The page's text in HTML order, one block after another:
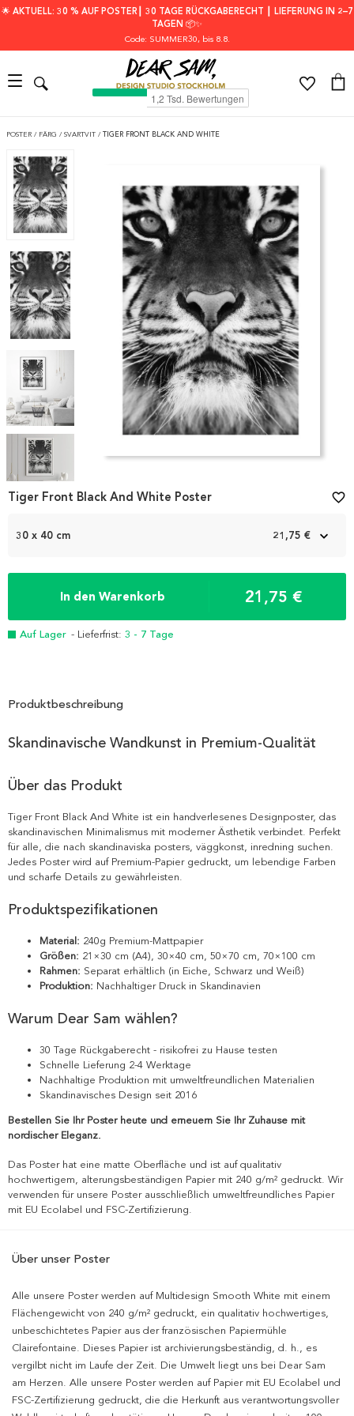
🌟 AKTUELL: 30 % AUF POSTER┃ 30 TAGE RÜCKGABERECHT ┃ LIEFERUNG IN 2–7
TAGEN 📦✨
Code: SUMMER30, bis 8.8.
POSTER / FÄRG / SVARTVIT / TIGER FRONT BLACK AND WHITE
Item
1
30 x 40 cm 21,75 €
In den Warenkorb 21,75 €
Auf Lager - Lieferfrist: 3 - 7 Tage
Tiger Front Black And White Poster favorite_border
Produktbeschreibung
Skandinavische Wandkunst in Premium-Qualität
Über das Produkt
Tiger Front Black And White ist ein handverlesenes Designposter, das
skandinavischen Minimalismus mit moderner Ästhetik verbindet. Perfekt
für alle, die nach skandinaviska posters, väggkonst, inredning suchen.
Jedes Poster wird auf Premium-Papier gedruckt, um lebendige Farben
und scharfe Details zu gewährleisten.
Produktspezifikationen
Material: 240g Premium-Mattpapier
Größen: 21×30 cm (A4), 30×40 cm, 50×70 cm, 70×100 cm
Rahmen: Separat erhältlich (in Eiche, Schwarz und Weiß)
Produktion: Nachhaltiger Druck in Skandinavien
Warum Dear Sam wählen?
30 Tage Rückgaberecht - risikofrei zu Hause testen
Schnelle Lieferung 2-4 Werktage
Nachhaltige Produktion mit umweltfreundlichen Materialien
Skandinavisches Design seit 2016
Bestellen Sie Ihr Poster heute und erneuern Sie Ihr Zuhause mit
nordischer Eleganz.
Das Poster hat eine matte Oberfläche und ist auf qualitativ
hochwertigem, alterungsbeständigen Papier mit 240 g/m² gedruckt. Wir
verwenden für unsere Poster ausschließlich umweltfreundliches Papier
mit EU Ecolabel und FSC-Zertifizierung.
Über unser Poster
Alle unsere Poster werden auf Multidesign Smooth White mit einem
Flächengewicht von 240 g/m² gedruckt, ein qualitativ hochwertiges,
unbeschichtetes Papier aus der französischen Papiermühle
Clairefontaine. Dieses Papier ist archivierungsbeständig, d. h., es
vergilbt nicht im Laufe der Zeit. Die Umwelt liegt uns bei Dear Sam
am Herzen. Alle unsere Poster werden auf Papier mit EU Ecolabel und
FSC-Zertifizierung gedruckt, die die Herkunft aus verantwortungsvoller